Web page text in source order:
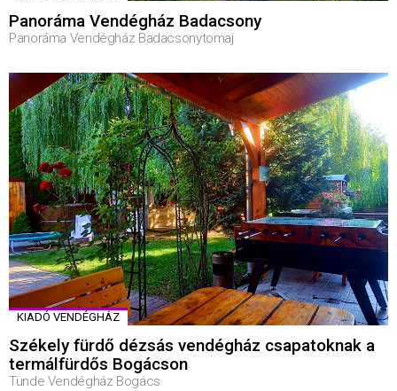
Panoráma Vendégház Badacsony
Panoráma Vendégház Badacsonytomaj
KIADÓ VENDÉGHÁZ
Székely fürdő dézsás vendégház csapatoknak a
termálfürdős Bogácson
Tünde Vendégház Bogács